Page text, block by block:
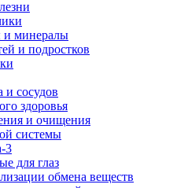
и минералы
и подростков
и сосудов
здоровья
и очищения
системы
3
для глаз
обмена веществ